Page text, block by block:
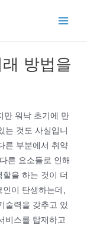
방법을
만 워낙 초기에 만
는 것도 사실입니
른 부분에서 취약
른 요소들로 인해
을 하는 것이 더
이 탄생하는데,
술력을 갖추고 있
비스를 탑재하고